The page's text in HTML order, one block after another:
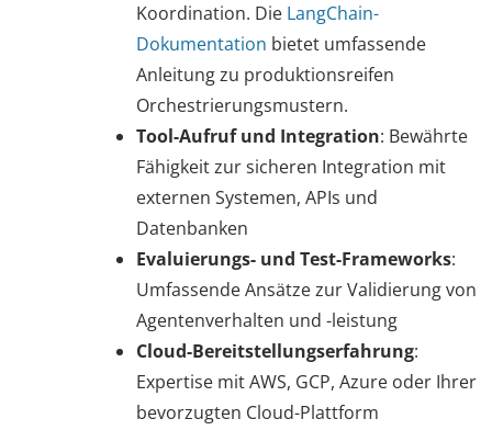
Koordination. Die LangChain-
Dokumentation bietet umfassende
Anleitung zu produktionsreifen
Orchestrierungsmustern.
Tool-Aufruf und Integration: Bewährte
Fähigkeit zur sicheren Integration mit
externen Systemen, APIs und
Datenbanken
Evaluierungs- und Test-Frameworks:
Umfassende Ansätze zur Validierung von
Agentenverhalten und -leistung
Cloud-Bereitstellungserfahrung:
Expertise mit AWS, GCP, Azure oder Ihrer
bevorzugten Cloud-Plattform